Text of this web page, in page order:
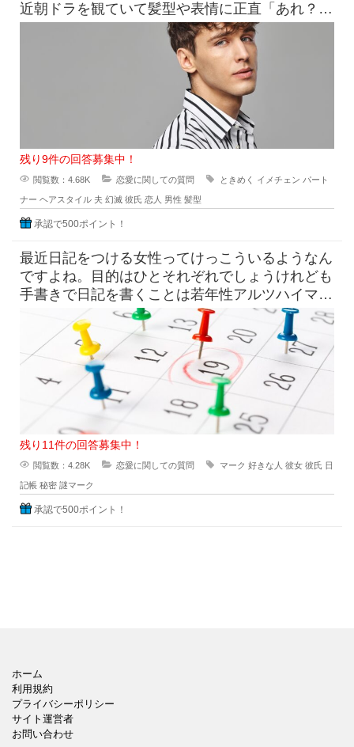
近朝ドラを観ていて髪型や表情に正直「あれ？こ
んなんだっけ？」みたいにな
残り9件の回答募集中！
閲覧数：4.68K 恋愛に関しての質問 ときめく イメチェン パート
ナー ヘアスタイル 夫 幻滅 彼氏 恋人 男性 髪型
承認で500ポイント！
最近日記をつける女性ってけっこういるようなん
ですよね。目的はひとそれぞれでしょうけれども
手書きで日記を書くことは若年性アルツハイマー
にも効果はすこしくらいは貢献
残り11件の回答募集中！
閲覧数：4.28K 恋愛に関しての質問 マーク 好きな人 彼女 彼氏 日
記帳 秘密 謎マーク
承認で500ポイント！
ホーム
利用規約
プライバシーポリシー
サイト運営者
お問い合わせ